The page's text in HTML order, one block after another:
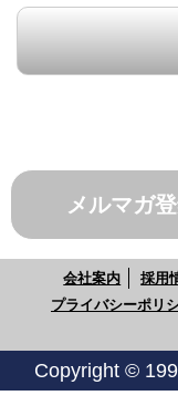
メルマガ
会社案内 採用
プライバシーポリ
Copyright ©